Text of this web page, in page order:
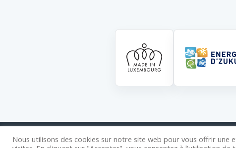
Nous utilisons des cookies sur notre site web pour vous offrir